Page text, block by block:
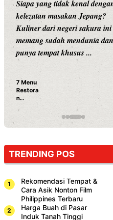
Siapa yang tidak kenal
kelezatan masakan Jepang?
Kuliner dari negeri sakura ini
memang sudah mendunia dan
punya tempat khusus ...
7 Menu
Restora
n
yang
Dicoba,
Cuma
Sushi!
TRENDING POS
Rekomendasi Tempat &
Cara Asik Nonton Film
Philippines Terbaru
Harga Buah di Pasar
Induk Tanah Tinggi